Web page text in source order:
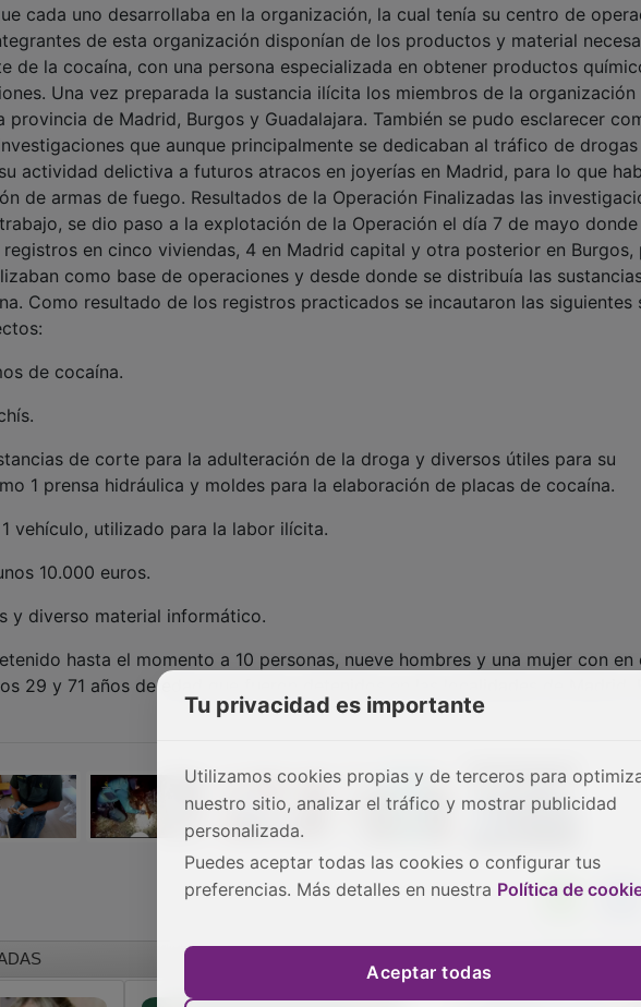
cada uno desarrollaba en la organización, la cual tenía su centro de
de esta organización disponían de los productos y material
de la cocaína, con una persona especializada en obtener productos
Una vez preparada la sustancia ilícita los miembros de la
provincia de Madrid, Burgos y Guadalajara. También se pudo esclarecer
que aunque principalmente se dedicaban al tráfico de
actividad delictiva a futuros atracos en joyerías en Madrid, para lo que
de armas de fuego. Resultados de la Operación Finalizadas las
se dio paso a la explotación de la Operación el día 7 de mayo donde
en cinco viviendas, 4 en Madrid capital y otra posterior en Burgos,
como base de operaciones y desde donde se distribuía las
Como resultado de los registros practicados se incautaron las siguientes
de cocaína.
de corte para la adulteración de la droga y diversos útiles para su
1 prensa hidráulica y moldes para la elaboración de placas de cocaína.
vehículo, utilizado para la labor ilícita.
10.000 euros.
y diverso material informático.
hasta el momento a 10 personas, nueve hombres y una mujer con en
29 y 71 años de edad que fueron detenidos en las localidades de Madrid,
Tu privacidad es importante
Utilizamos cookies propias y de terceros para
nuestro sitio, analizar el tráfico y mostrar publicidad
personalizada.
Puedes aceptar todas las cookies o configurar tus
preferencias. Más detalles en nuestra Política de
Aceptar todas